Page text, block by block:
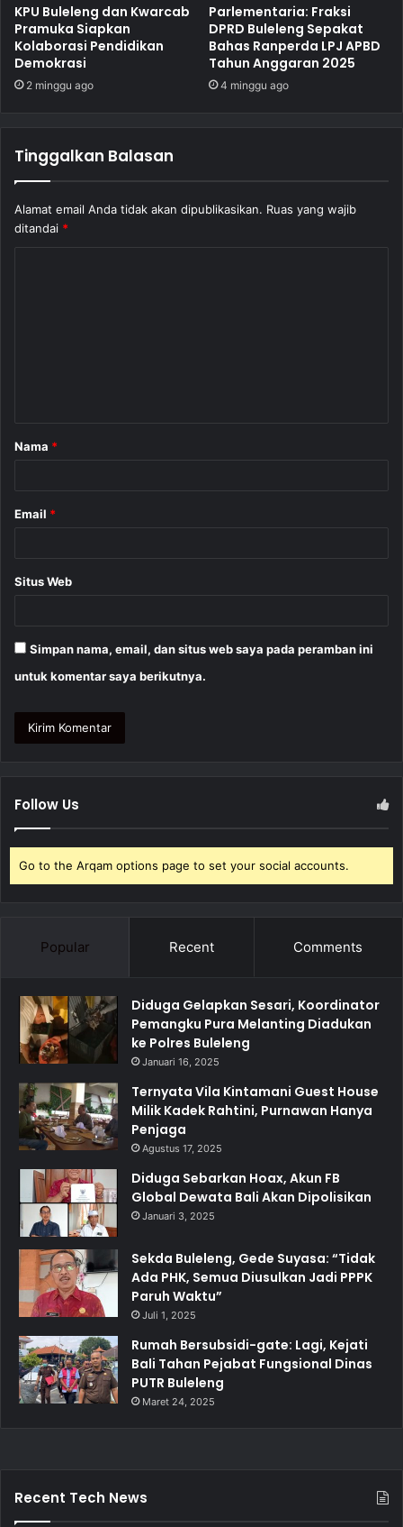
KPU Buleleng dan Kwarcab
Pramuka Siapkan
Kolaborasi Pendidikan
Demokrasi
2 minggu ago
Parlementaria: Fraksi
DPRD Buleleng Sepakat
Bahas Ranperda LPJ APBD
Tahun Anggaran 2025
4 minggu ago
Tinggalkan Balasan
Alamat email Anda tidak akan dipublikasikan. Ruas yang wajib
ditandai *
r
Nama *
Email *
Situs Web
Simpan nama, email, dan situs web saya pada peramban ini
untuk komentar saya berikutnya.
Follow Us
Go to the Arqam options page to set your social accounts.
Popular Recent Comments
Diduga Gelapkan Sesari, Koordinator
Pemangku Pura Melanting Diadukan
ke Polres Buleleng
Januari 16, 2025
Ternyata Vila Kintamani Guest House
Milik Kadek Rahtini, Purnawan Hanya
Penjaga
Agustus 17, 2025
Diduga Sebarkan Hoax, Akun FB
Global Dewata Bali Akan Dipolisikan
Januari 3, 2025
Sekda Buleleng, Gede Suyasa: “Tidak
Ada PHK, Semua Diusulkan Jadi PPPK
Paruh Waktu”
Juli 1, 2025
Rumah Bersubsidi-gate: Lagi, Kejati
Bali Tahan Pejabat Fungsional Dinas
PUTR Buleleng
Maret 24, 2025
Recent Tech News